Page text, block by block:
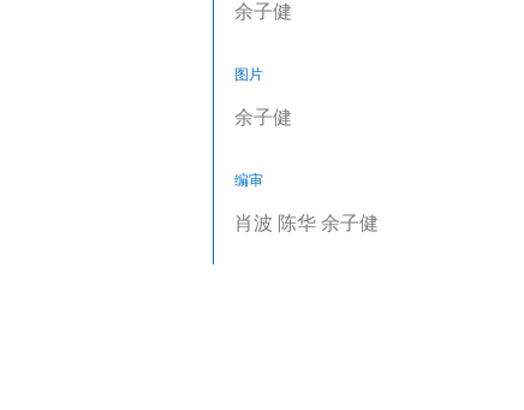
余子健
图片
余子健
编审
肖波 陈华 余子健